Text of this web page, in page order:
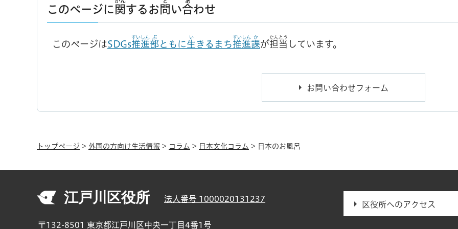
このページに 関 するお 問 い合わせ
このページはSDGs推進
すいしん
部
ぶ
ともに生
い
きるまち推進
すいしん
課
か
が担当
たんとう
しています。
トップページ > 外国の方向け生活情報 > コラム > 日本文化コラム > 日本のお風呂
江戸川区役所 法人番号 1000020131237
〒132-8501 東京都江戸川区中央一丁目4番1号
区役所へのアクセス